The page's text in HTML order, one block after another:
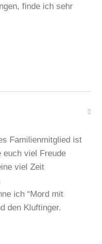
finde ich sehr
Familienmitglied ist
euch viel Freude
viel Zeit
ich “Mord mit
den Kluftinger.